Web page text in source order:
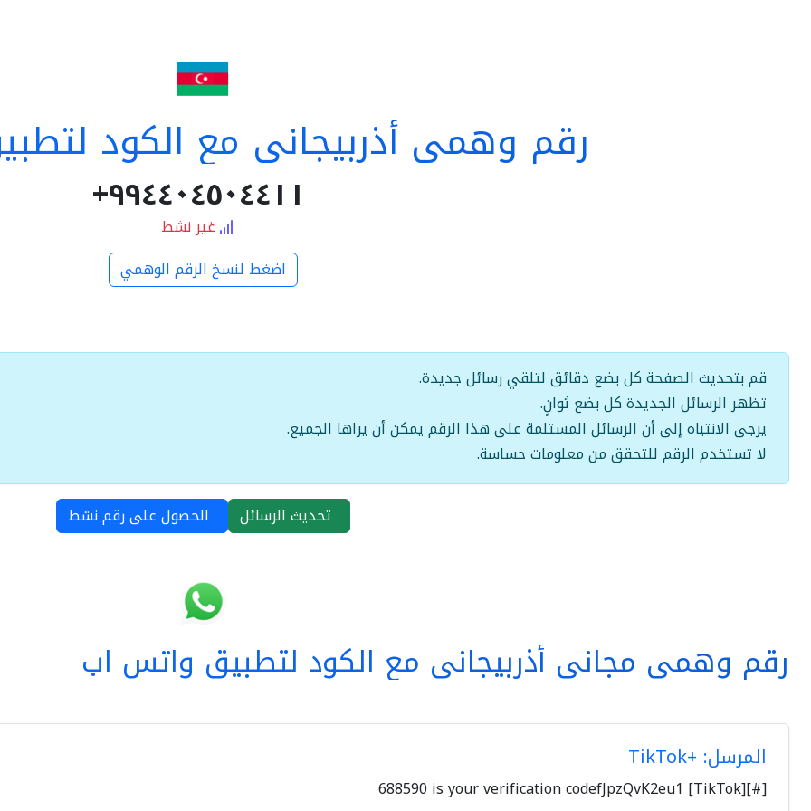
رقم وهمي أذربيجاني مع الكود
٩٩٤٤٠٤٥٠٤٤١١+
غير نشط
اضغط لنسخ الرقم الوهمي
قم بتحديث الصفحة كل بضع دقائق لتلقي رسائل جديدة.
تظهر الرسائل الجديدة كل بضع ثوانٍ.
يرجى الانتباه إلى أن الرسائل المستلمة على هذا الرقم يمكن أن يراها الجميع.
لا تستخدم الرقم للتحقق من معلومات حساسة.
تحديث الرسائل الحصول على رقم نشط
رقم وهمي مجاني أذربيجاني مع الكود لتطبيق واتس اب
المرسل: +TikTok
[#][TikTok] 688590 is your verification codefJpzQvK2eu1